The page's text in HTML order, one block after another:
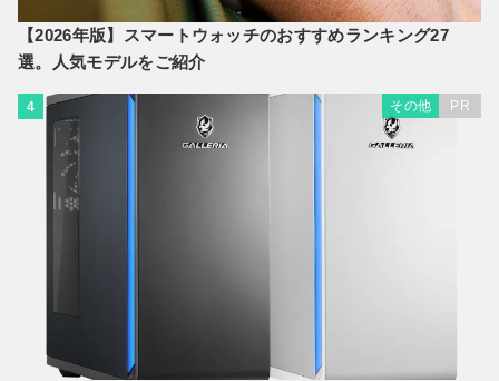
【2026年版】スマートウォッチのおすすめランキング27
選。人気モデルをご紹介
4 その他 PR